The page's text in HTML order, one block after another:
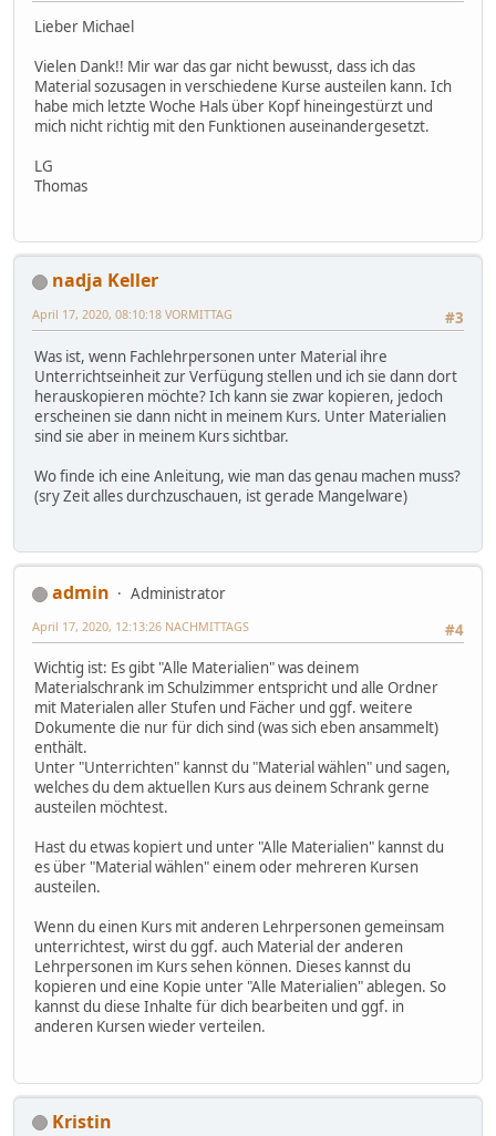
Lieber Michael
Vielen Dank!! Mir war das gar nicht bewusst, dass ich das
Material sozusagen in verschiedene Kurse austeilen kann. Ich
habe mich letzte Woche Hals über Kopf hineingestürzt und
mich nicht richtig mit den Funktionen auseinandergesetzt.
LG
Thomas
nadja Keller
#3
April 17, 2020, 08:10:18 VORMITTAG
Was ist, wenn Fachlehrpersonen unter Material ihre
Unterrichtseinheit zur Verfügung stellen und ich sie dann dort
herauskopieren möchte? Ich kann sie zwar kopieren, jedoch
erscheinen sie dann nicht in meinem Kurs. Unter Materialien
sind sie aber in meinem Kurs sichtbar.
Wo finde ich eine Anleitung, wie man das genau machen muss?
(sry Zeit alles durchzuschauen, ist gerade Mangelware)
admin
Administrator
#4
April 17, 2020, 12:13:26 NACHMITTAGS
Wichtig ist: Es gibt "Alle Materialien" was deinem
Materialschrank im Schulzimmer entspricht und alle Ordner
mit Materialen aller Stufen und Fächer und ggf. weitere
Dokumente die nur für dich sind (was sich eben ansammelt)
enthält.
Unter "Unterrichten" kannst du "Material wählen" und sagen,
welches du dem aktuellen Kurs aus deinem Schrank gerne
austeilen möchtest.
Hast du etwas kopiert und unter "Alle Materialien" kannst du
es über "Material wählen" einem oder mehreren Kursen
austeilen.
Wenn du einen Kurs mit anderen Lehrpersonen gemeinsam
unterrichtest, wirst du ggf. auch Material der anderen
Lehrpersonen im Kurs sehen können. Dieses kannst du
kopieren und eine Kopie unter "Alle Materialien" ablegen. So
kannst du diese Inhalte für dich bearbeiten und ggf. in
anderen Kursen wieder verteilen.
Kristin